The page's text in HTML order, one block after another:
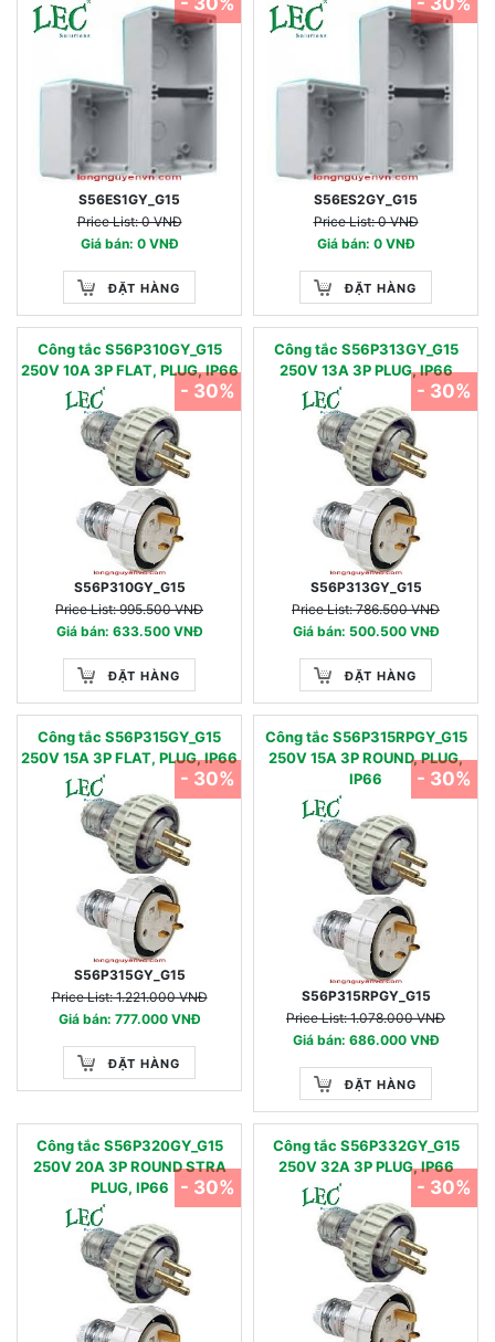
S56ES1GY_G15
Price List: 0 VNĐ
Giá bán: 0 VNĐ
ĐẶT HÀNG
S56ES2GY_G15
Price List: 0 VNĐ
Giá bán: 0 VNĐ
ĐẶT HÀNG
Công tắc S56P310GY_G15
250V 10A 3P FLAT, PLUG, IP66
S56P310GY_G15
Price List: 995.500 VNĐ
Giá bán: 633.500 VNĐ
ĐẶT HÀNG
- 30%
Công tắc S56P313GY_G15
250V 13A 3P PLUG, IP66
S56P313GY_G15
Price List: 786.500 VNĐ
Giá bán: 500.500 VNĐ
ĐẶT HÀNG
- 30%
Công tắc S56P315GY_G15
250V 15A 3P FLAT, PLUG, IP66
S56P315GY_G15
Price List: 1.221.000 VNĐ
Giá bán: 777.000 VNĐ
ĐẶT HÀNG
- 30%
Công tắc S56P315RPGY_G15
250V 15A 3P ROUND, PLUG,
IP66
S56P315RPGY_G15
Price List: 1.078.000 VNĐ
Giá bán: 686.000 VNĐ
ĐẶT HÀNG
- 30%
Công tắc S56P320GY_G15
250V 20A 3P ROUND STRA
PLUG, IP66
- 30%
Công tắc S56P332GY_G15
250V 32A 3P PLUG, IP66
- 30%